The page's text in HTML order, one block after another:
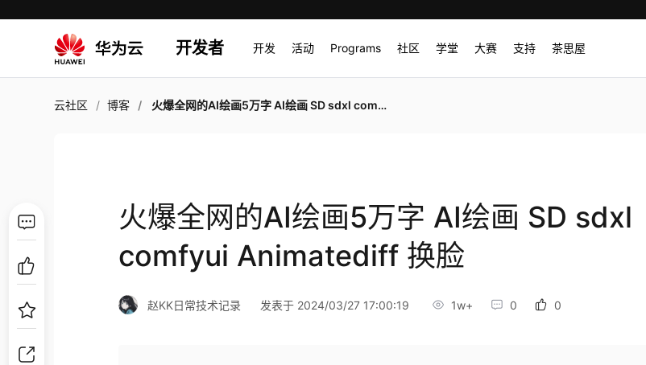
开发者 开发 活动 Programs 社区 学堂 大赛 支持 茶思屋
云社区 博客 火爆全网的AI绘画5万字 AI绘画 SD sdxl comfyui Animatediff 换脸
火爆全网的AI绘画5万字 AI绘画 SD sdxl
comfyui Animatediff 换脸
赵KK日常技术记录 发表于 2024/03/27 17:00:19 1w+ 0 0